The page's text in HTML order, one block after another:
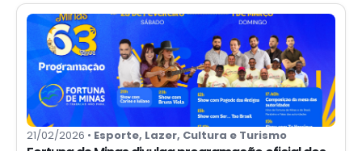
21/02/2026 • Esporte, Lazer, Cultura e Turismo